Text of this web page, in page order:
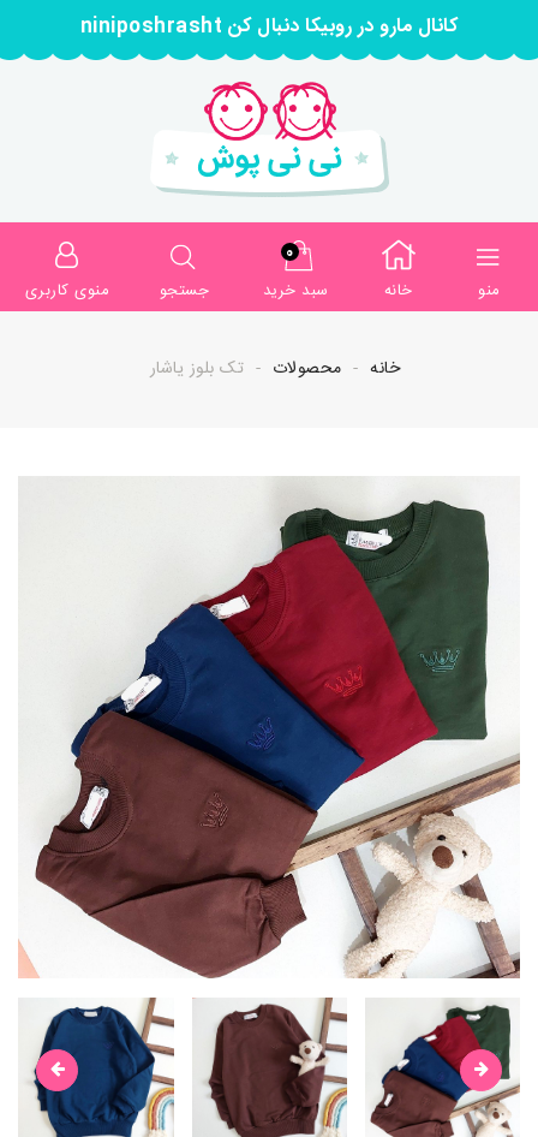
کانال مارو در روبیکا دنبال کن niniposhrasht
منو خانه
0
سبد خرید
جستجو منوی کاربری
خانه محصولات تک بلوز یاشار